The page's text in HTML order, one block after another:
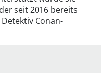
seit 2016 bereits
Conan-